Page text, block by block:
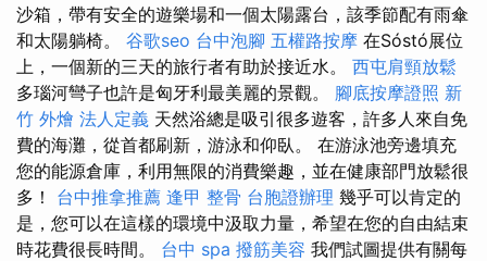
沙箱，帶有安全的遊樂場和一個太陽露台，該季節配有雨傘
和太陽躺椅。 谷歌seo 台中泡腳 五權路按摩 在Sóstó展位
上，一個新的三天的旅行者有助於接近水。 西屯肩頸放鬆
多瑙河彎子也許是匈牙利最美麗的景觀。 腳底按摩證照 新
竹 外燴 法人定義 天然浴總是吸引很多遊客，許多人來自免
費的海灘，從首都刷新，游泳和仰臥。 在游泳池旁邊填充
您的能源倉庫，利用無限的消費樂趣，並在健康部門放鬆很
多！ 台中推拿推薦 逢甲 整骨 台胞證辦理 幾乎可以肯定的
是，您可以在這樣的環境中汲取力量，希望在您的自由結束
時花費很長時間。 台中 spa 撥筋美容 我們試圖提供有關每